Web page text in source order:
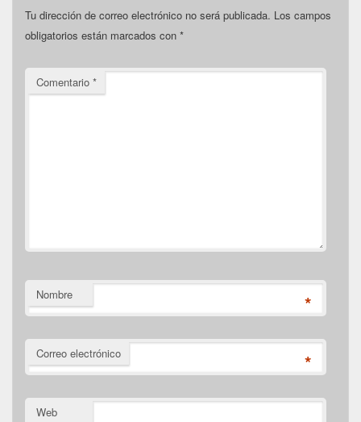
Tu dirección de correo electrónico no será publicada. Los campos
obligatorios están marcados con *
Comentario *
Nombre *
Correo electrónico *
Web